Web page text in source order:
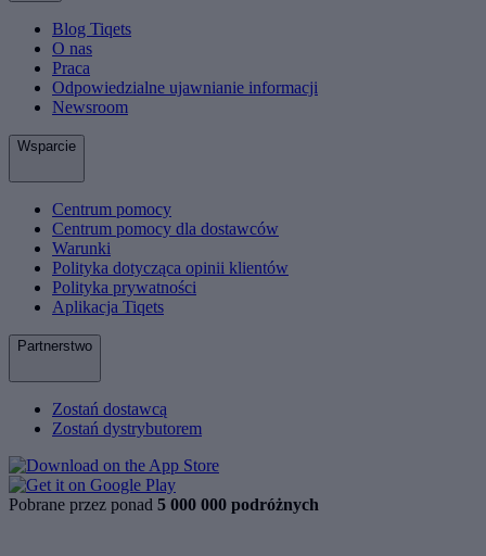
Blog Tiqets
O nas
Praca
Odpowiedzialne ujawnianie informacji
Newsroom
Wsparcie
Centrum pomocy
Centrum pomocy dla dostawców
Warunki
Polityka dotycząca opinii klientów
Polityka prywatności
Aplikacja Tiqets
Partnerstwo
Zostań dostawcą
Zostań dystrybutorem
Pobrane przez ponad 5 000 000 podróżnych